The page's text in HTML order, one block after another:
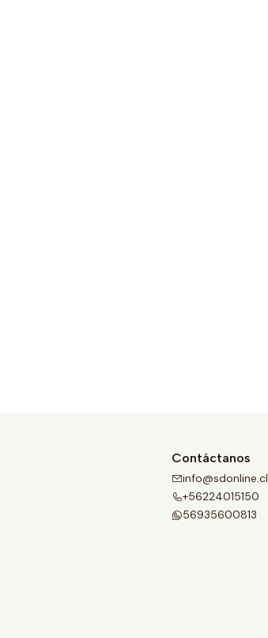
Contáctanos
info@sdonline.cl
+56224015150
56935600813